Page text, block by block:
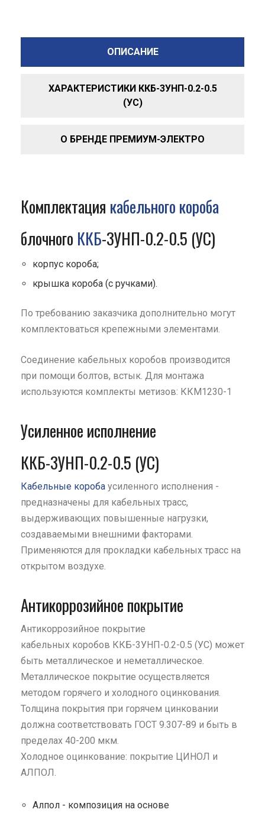
ОПИСАНИЕ
ХАРАКТЕРИСТИКИ ККБ-3УНП-0.2-0.5
(УС)
О БРЕНДЕ ПРЕМИУМ-ЭЛЕКТРО
Комплектация кабельного короба
блочного ККБ-3УНП-0.2-0.5 (УС)
корпус короба;
крышка короба (с ручками).
По требованию заказчика дополнительно могут
комплектоваться крепежными элементами.
Соединение кабельных коробов производится
при помощи болтов, встык. Для монтажа
используются комплекты метизов: ККМ1230-1
Усиленное исполнение
ККБ-3УНП-0.2-0.5 (УС)
Кабельные короба усиленного исполнения -
предназначены для кабельных трасс,
выдерживающих повышенные нагрузки,
создаваемыми внешними факторами.
Применяются для прокладки кабельных трасс на
открытом воздухе.
Антикоррозийное покрытие
Антикоррозийное покрытие
кабельных коробов ККБ-3УНП-0.2-0.5 (УС) может
быть металлическое и неметаллическое.
Металлическое покрытие осуществляется
методом горячего и холодного оцинкования.
Толщина покрытия при горячем цинковании
должна соответствовать ГОСТ 9.307-89 и быть в
пределах 40-200 мкм.
Холодное оцинкование: покрытие ЦИНОЛ и
АЛПОЛ.
Алпол - композиция на основе